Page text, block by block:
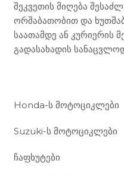
შეკვეთის მიღება
ორშაბათობით და
საათამდე ან კურიერის
გადასახადის
Honda-ს მოტოციკლები
Suzuki-ს მოტოციკლები
ჩაფხუტები